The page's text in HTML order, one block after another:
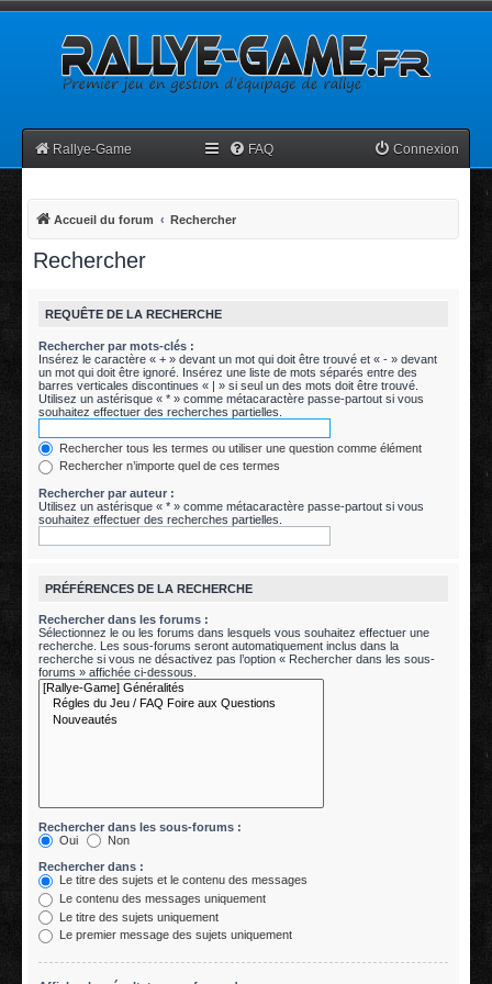
Rallye-Game FAQ Connexion
Accueil du forum Rechercher
Rechercher
REQUÊTE DE LA RECHERCHE
Rechercher par mots-clés :
Insérez le caractère « + » devant un mot qui doit être trouvé et « - » devant
un mot qui doit être ignoré. Insérez une liste de mots séparés entre des
barres verticales discontinues « | » si seul un des mots doit être trouvé.
Utilisez un astérisque « * » comme métacaractère passe-partout si vous
souhaitez effectuer des recherches partielles.
Rechercher tous les termes ou utiliser une question comme élément
Rechercher n’importe quel de ces termes
Rechercher par auteur :
Utilisez un astérisque « * » comme métacaractère passe-partout si vous
souhaitez effectuer des recherches partielles.
PRÉFÉRENCES DE LA RECHERCHE
Rechercher dans les forums :
Sélectionnez le ou les forums dans lesquels vous souhaitez effectuer une
recherche. Les sous-forums seront automatiquement inclus dans la
recherche si vous ne désactivez pas l’option « Rechercher dans les sous-
forums » affichée ci-dessous.
Rechercher dans les sous-forums :
Oui
Non
Rechercher dans :
Le titre des sujets et le contenu des messages
Le contenu des messages uniquement
Le titre des sujets uniquement
Le premier message des sujets uniquement